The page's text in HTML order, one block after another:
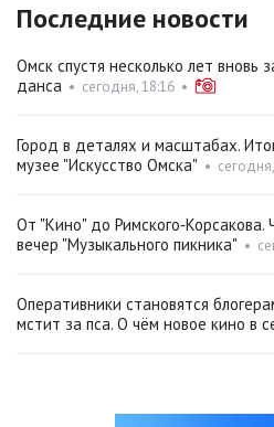
Последние новости
Омск спустя несколько лет вновь
данса • сегодня, 18:16 •
Город в деталях и масштабах.
музее "Искусство Омска" •
От "Кино" до Римского‑Корсакова.
вечер "Музыкального пикника" •
Оперативники становятся
мстит за пса. О чём новое кино в